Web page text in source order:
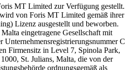
MT Limited zur Verfügung gestellt.
von Foris MT Limited gemäß ihrer
Lizenz ausgestellt und beworben.
eingetragene Gesellschaft mit
Unternehmensregistrierungsnummer C
Firmensitz in Level 7, Spinola Park,
St. Julians, Malta, die von der
ordnungsgemäß als